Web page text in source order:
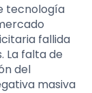
tecnología
fallida
La falta de
del
masiva